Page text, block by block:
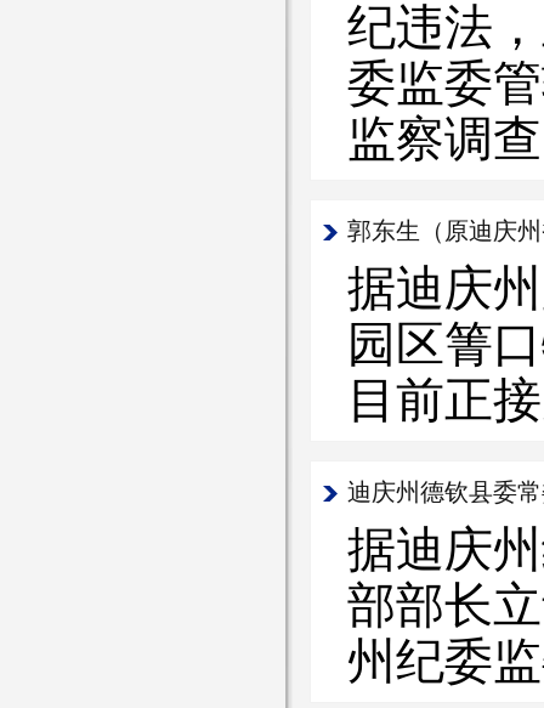
纪违法
委监委
监察调
郭东生（原迪庆
据迪庆
园区箐
目前正
迪庆州德钦县委
据迪庆
部部长
州纪委